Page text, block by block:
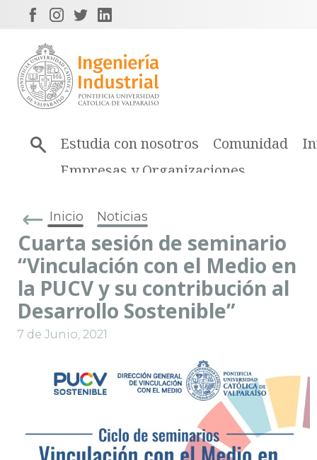
Estudia con nosotros Comunidad
Empresas y Organizaciones
Inicio Noticias
Cuarta sesión de seminario
“Vinculación con el Medio en
la PUCV y su contribución al
Desarrollo Sostenible”
7 de Junio, 2021